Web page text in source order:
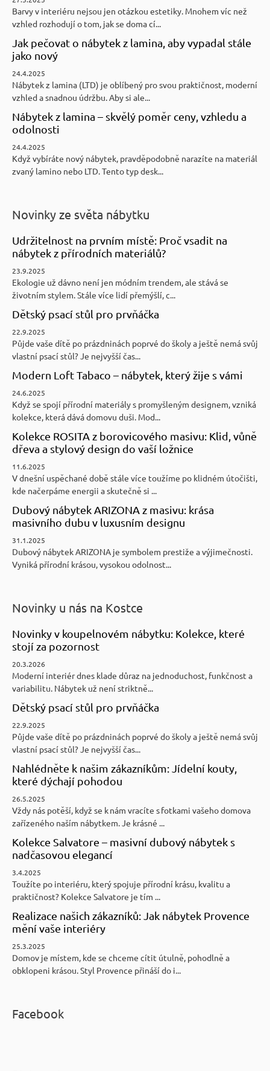
Barvy v interiéru nejsou jen otázkou estetiky. Mnohem víc než
vzhled rozhodují o tom, jak se doma cí...
Jak pečovat o nábytek z lamina, aby vypadal stále
jako nový
24.4.2025
Nábytek z lamina (LTD) je oblíbený pro svou praktičnost, moderní
vzhled a snadnou údržbu. Aby si ale...
Nábytek z lamina – skvělý poměr ceny, vzhledu a
odolnosti
24.4.2025
Když vybíráte nový nábytek, pravděpodobně narazíte na materiál
zvaný lamino nebo LTD. Tento typ desk...
Novinky ze světa nábytku
Udržitelnost na prvním místě: Proč vsadit na
nábytek z přírodních materiálů?
23.9.2025
Ekologie už dávno není jen módním trendem, ale stává se
životním stylem. Stále více lidí přemýšlí, c...
Dětský psací stůl pro prvňáčka
22.9.2025
Půjde vaše dítě po prázdninách poprvé do školy a ještě nemá svůj
vlastní psací stůl? Je nejvyšší čas...
Modern Loft Tabaco – nábytek, který žije s vámi
24.6.2025
Když se spojí přírodní materiály s promyšleným designem, vzniká
kolekce, která dává domovu duši. Mod...
Kolekce ROSITA z borovicového masivu: Klid, vůně
dřeva a stylový design do vaší ložnice
11.6.2025
V dnešní uspěchané době stále více toužíme po klidném útočišti,
kde načerpáme energii a skutečně si ...
Dubový nábytek ARIZONA z masivu: krása
masivního dubu v luxusním designu
31.1.2025
Dubový nábytek ARIZONA je symbolem prestiže a výjimečnosti.
Vyniká přírodní krásou, vysokou odolnost...
Novinky u nás na Kostce
Novinky v koupelnovém nábytku: Kolekce, které
stojí za pozornost
20.3.2026
Moderní interiér dnes klade důraz na jednoduchost, funkčnost a
variabilitu. Nábytek už není striktně...
Dětský psací stůl pro prvňáčka
22.9.2025
Půjde vaše dítě po prázdninách poprvé do školy a ještě nemá svůj
vlastní psací stůl? Je nejvyšší čas...
Nahlédněte k našim zákazníkům: Jídelní kouty,
které dýchají pohodou
26.5.2025
Vždy nás potěší, když se k nám vracíte s fotkami vašeho domova
zařízeného naším nábytkem. Je krásné ...
Kolekce Salvatore – masivní dubový nábytek s
nadčasovou elegancí
3.4.2025
Toužíte po interiéru, který spojuje přírodní krásu, kvalitu a
praktičnost? Kolekce Salvatore je tím ...
Realizace našich zákazníků: Jak nábytek Provence
mění vaše interiéry
25.3.2025
Domov je místem, kde se chceme cítit útulně, pohodlně a
obklopeni krásou. Styl Provence přináší do i...
Facebook